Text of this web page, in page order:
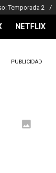
Temporada 2
NETFLIX
PUBLICIDAD